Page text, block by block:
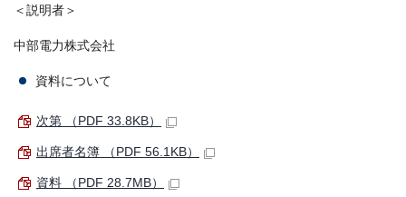
＜説明者＞
中部電力株式会社
資料について
次第 （PDF 33.8KB）
出席者名簿 （PDF 56.1KB）
資料 （PDF 28.7MB）